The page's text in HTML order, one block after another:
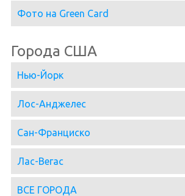
Фото на Green Card
Города США
Нью-Йорк
Лос-Анджелес
Сан-Франциско
Лас-Вегас
ВСЕ ГОРОДА